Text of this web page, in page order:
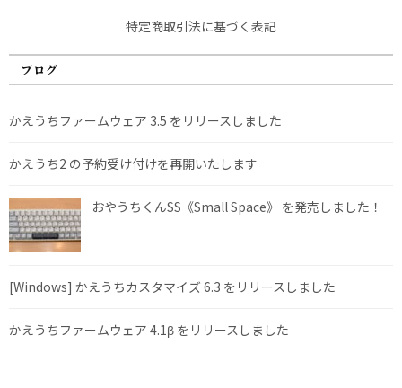
特定商取引法に基づく表記
ブログ
かえうちファームウェア 3.5 をリリースしました
かえうち2 の予約受け付けを再開いたします
おやうちくんSS《Small Space》 を発売しました！
[Windows] かえうちカスタマイズ 6.3 をリリースしました
かえうちファームウェア 4.1β をリリースしました